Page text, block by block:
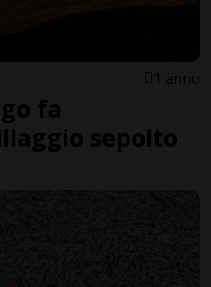
1 anno
fa
sepolto